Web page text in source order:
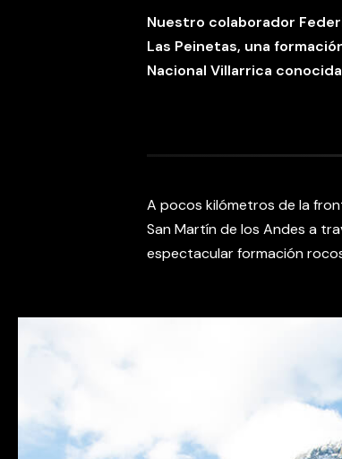
Nuestro colaborador
Las Peinetas, una
Nacional Villarrica
A pocos kilómetros de la
San Martín de los Andes a
espectacular formación